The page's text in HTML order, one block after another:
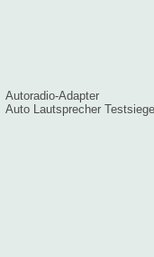
Autoradio-Adapter
Auto Lautsprecher